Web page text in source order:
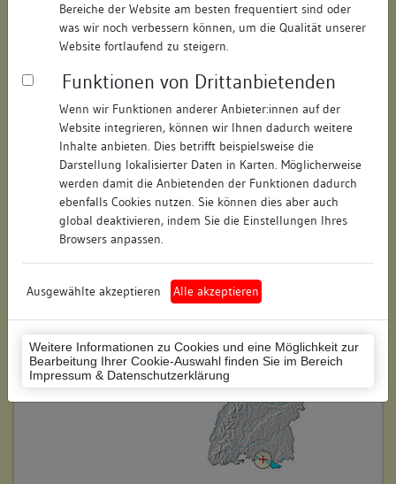
Bereiche der Website am besten frequentiert sind oder
was wir noch verbessern können, um die Qualität unserer
Website fortlaufend zu steigern.
Funktionen von Drittanbietenden
Wenn wir Funktionen anderer Anbieter:innen auf der
Website integrieren, können wir Ihnen dadurch weitere
Inhalte anbieten. Dies betrifft beispielsweise die
Darstellung lokalisierter Daten in Karten. Möglicherweise
werden damit die Anbietenden der Funktionen dadurch
ebenfalls Cookies nutzen. Sie können dies aber auch
global deaktivieren, indem Sie die Einstellungen Ihres
Browsers anpassen.
Ausgewählte akzeptieren Alle akzeptieren
Weitere Informationen zu Cookies und eine Möglichkeit zur
Bearbeitung Ihrer Cookie-Auswahl finden Sie im Bereich
Impressum & Datenschutzerklärung
Straße: Konradigasse
Hausnummer: 13
Postleitzahl: 78462
Stadt-Teilort: Konstanz
Regierungsbezirk: Freiburg
Konstanz (Landkreis)
Wohnplatzschlüssel: 8335043012
Flurstücknummer: 71
Historischer Straßenname: keiner
Lage des Wohnplatzes: